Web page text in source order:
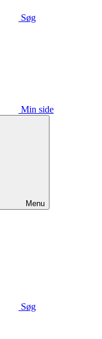
Søg
Min side
Menu
Søg